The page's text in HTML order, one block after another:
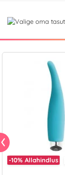
-10% Allahindlus